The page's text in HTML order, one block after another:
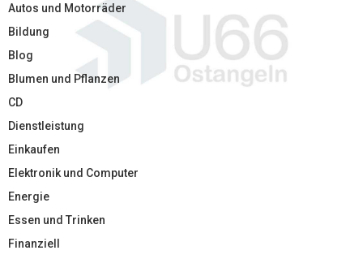
Autos und Motorräder
Bildung
Blog
Blumen und Pflanzen
CD
Dienstleistung
Einkaufen
Elektronik und Computer
Energie
Essen und Trinken
Finanziell